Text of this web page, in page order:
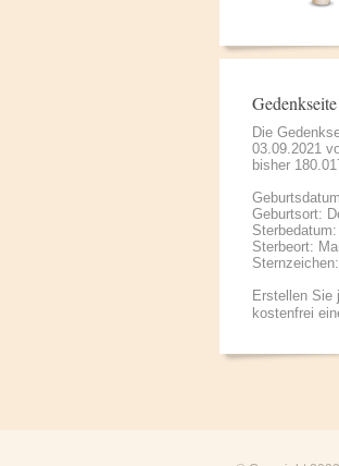
Die
03.09.2021
bisher
Geburtsort:
Sterbeort:
Erstellen Sie
kostenfrei